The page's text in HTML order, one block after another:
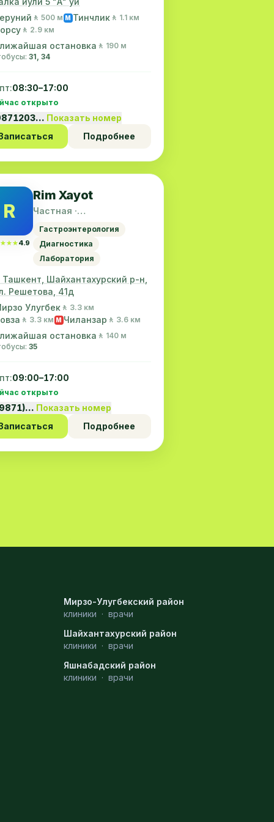
🚶 500 м M Тинчлик 🚶 1.1 км
🚶 2.9 км
остановка 🚶 190 м
31, 34
08:30–17:00
открыто
Показать номер
Подробнее
R
4.9
Rim Xayot
Частная ·
Гастроэнтерология
Диагностика
Лаборатория
Ташкент, Шайхантахурский р-н,
Решетова, 41д
Улугбек 🚶 3.3 км
🚶 3.3 км M Чиланзар 🚶 3.6 км
остановка 🚶 140 м
35
09:00–17:00
открыто
Показать номер
Подробнее
Мирзо-Улугбекский район
клиники · врачи
Шайхантахурский район
клиники · врачи
Яшнабадский район
клиники · врачи